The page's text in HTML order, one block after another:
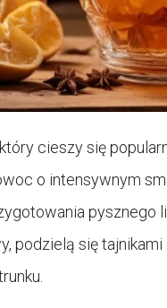
cieszy się
o intensywnym
pysznego
podzielą się